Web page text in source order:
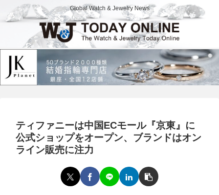
Global Watch & Jewelry News
ティファニーは中国ECモール『京東』に
公式ショップをオープン、ブランドはオン
ライン販売に注力